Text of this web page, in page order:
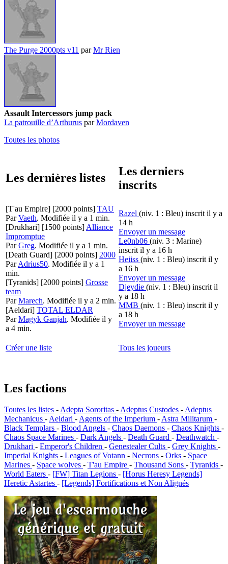
The Purge 2000pts v11 parMr Rien
Assault Intercessors jump pack
La patrouille d’Arthurus parMordaven
Toutes les photos
Les dernières listes
Les derniers
inscrits
[T'au Empire] [2000 points] TAU
ParVaeth. Modifiée il y a 1 min.
[Drukhari] [1500 points] Alliance
Impromptue
ParGreg. Modifiée il y a 1 min.
[Death Guard] [2000 points] 2000
ParAdrius50. Modifiée il y a 1
min.
[Tyranids] [2000 points] Grosse
team
ParMarech. Modifiée il y a 2 min.
[Aeldari] TOTAL ELDAR
ParMagyk Ganjah. Modifiée il y
a 4 min.
Razel (niv. 1 : Bleu) inscrit il y a
14 h
Envoyer un message
Le0nb06 (niv. 3 : Marine)
inscrit il y a 16 h
Heiiss (niv. 1 : Bleu) inscrit il y
a 16 h
Envoyer un message
Djeydie (niv. 1 : Bleu) inscrit il
y a 18 h
MMB (niv. 1 : Bleu) inscrit il y
a 18 h
Envoyer un message
Créer une liste Tous les joueurs
Les factions
Toutes les listes -Adepta Sororitas -Adeptus Custodes -Adeptus
Mechanicus -Aeldari -Agents of the Imperium -Astra Militarum -
Black Templars - Blood Angels - Chaos Daemons - Chaos Knights -
Chaos Space Marines - Dark Angels - Death Guard - Deathwatch -
Drukhari - Emperor's Children - Genestealer Cults - Grey Knights -
Imperial Knights - Leagues of Votann - Necrons - Orks - Space
Marines - Space wolves - T'au Empire - Thousand Sons - Tyranids -
World Eaters - [FW] Titan Legions - [Horus Heresy Legends]
Heretic Astartes - [Legends] Fortifications et Non Alignés